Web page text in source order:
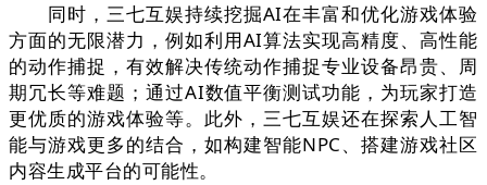
同时，三七互娱持续挖掘AI在丰富和优化游戏体验
方面的无限潜力，例如利用AI算法实现高精度、高性能
的动作捕捉，有效解决传统动作捕捉专业设备昂贵、周
期冗长等难题；通过AI数值平衡测试功能，为玩家打造
更优质的游戏体验等。此外，三七互娱还在探索人工智
能与游戏更多的结合，如构建智能NPC、搭建游戏社区
内容生成平台的可能性。